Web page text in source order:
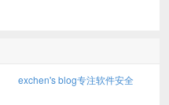
exchen's blog专注软件安全